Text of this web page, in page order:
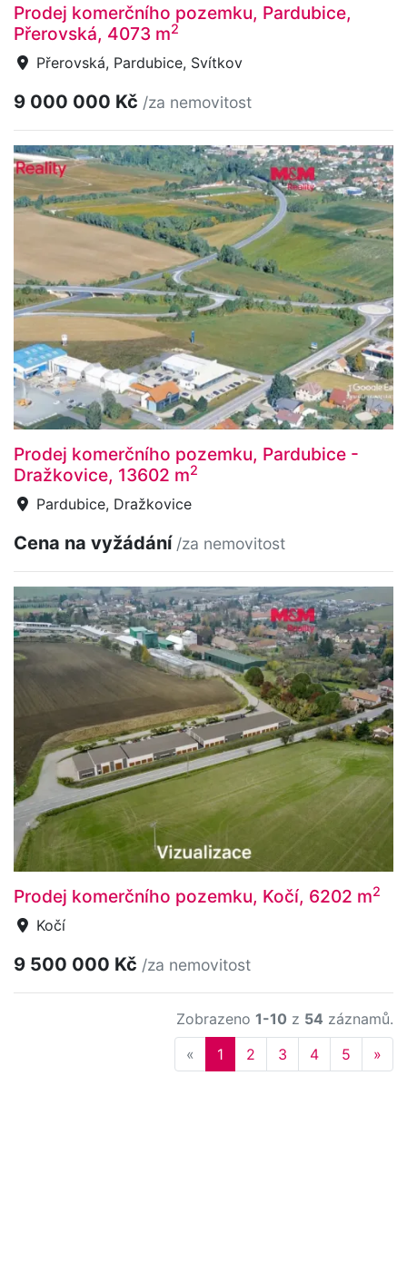
Prodej komerčního pozemku, Pardubice,
Přerovská, 4073 m2
Přerovská, Pardubice, Svítkov
9 000 000 Kč /za nemovitost
Prodej komerčního pozemku, Pardubice -
Dražkovice, 13602 m2
Pardubice, Dražkovice
Cena na vyžádání /za nemovitost
Prodej komerčního pozemku, Kočí, 6202 m2
Kočí
9 500 000 Kč /za nemovitost
Zobrazeno 1-10 z 54 záznamů.
« Previous
1 2 3 4 5 »